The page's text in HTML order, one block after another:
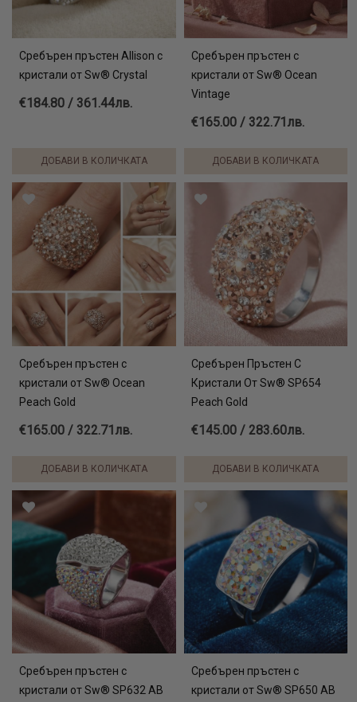
Сребърен пръстен Allison с
кристали от Sw® Crystal
€184.80 / 361.44лв.
ДОБАВИ В КОЛИЧКАТА
Сребърен пръстен с
кристали от Sw® Ocean
Vintage
€165.00 / 322.71лв.
ДОБАВИ В КОЛИЧКАТА
Сребърен пръстен с
кристали от Sw® Ocean
Peach Gold
€165.00 / 322.71лв.
ДОБАВИ В КОЛИЧКАТА
Сребърен Пръстен С
Кристали От Sw® SP654
Peach Gold
€145.00 / 283.60лв.
ДОБАВИ В КОЛИЧКАТА
Сребърен пръстен с
кристали от Sw® SP632 AB
Сребърен пръстен с
кристали от Sw® SP650 AB